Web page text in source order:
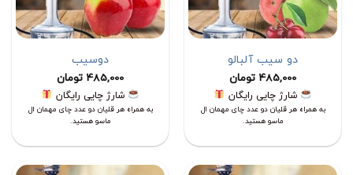
دو سیب آلبالو
485,000 تومان
شارژ چایی رایگان
به همراه هر قلیان دو عدد چای مهمان ال
ماسو هستید.
دوسیب
485,000 تومان
شارژ چایی رایگان
به همراه هر قلیان دو عدد چای مهمان ال
ماسو هستید.